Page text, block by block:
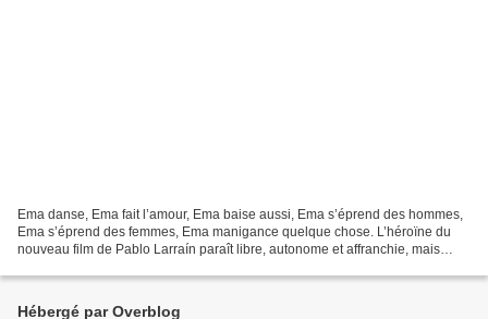
Ema danse, Ema fait l’amour, Ema baise aussi, Ema s’éprend des hommes,
Ema s’éprend des femmes, Ema manigance quelque chose. L’héroïne du
nouveau film de Pablo Larraín paraît libre, autonome et affranchie, mais
Hébergé par Overblog